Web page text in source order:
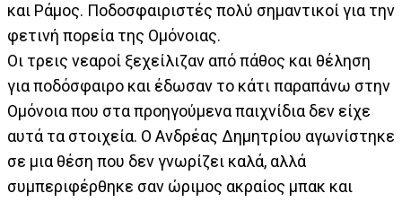
και Ράμος. Ποδοσφαιριστές πολύ σημαντικοί για την
φετινή πορεία της Ομόνοιας.
Οι τρεις νεαροί ξεχείλιζαν από πάθος και θέληση
για ποδόσφαιρο και έδωσαν το κάτι παραπάνω στην
Ομόνοια που στα προηγούμενα παιχνίδια δεν είχε
αυτά τα στοιχεία. Ο Ανδρέας Δημητρίου αγωνίστηκε
σε μια θέση που δεν γνωρίζει καλά, αλλά
συμπεριφέρθηκε σαν ώριμος ακραίος μπακ και